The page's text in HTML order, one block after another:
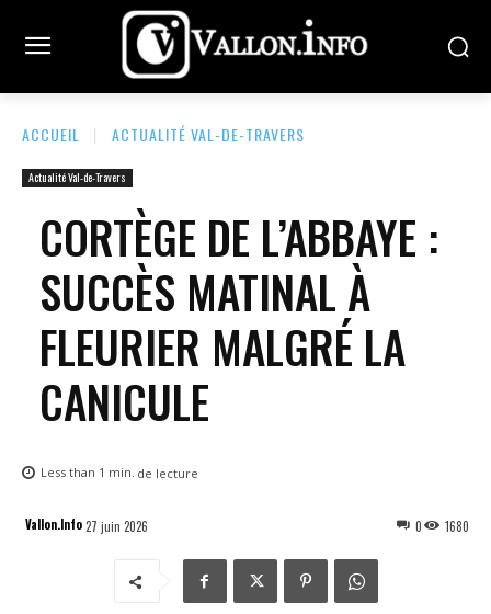
ACCUEIL ACTUALITÉ VAL-DE-TRAVERS
Actualité Val-de-Travers
CORTÈGE DE L’ABBAYE :
SUCCÈS MATINAL À
FLEURIER MALGRÉ LA
CANICULE
Less than 1 min. de lecture
Vallon.Info27 juin 2026 1680
0